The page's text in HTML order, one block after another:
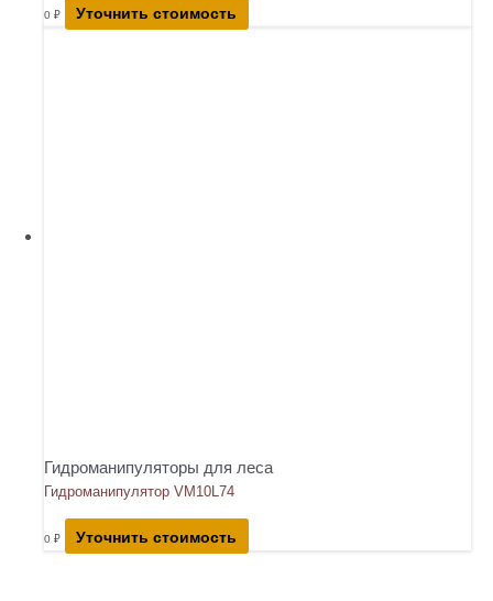
0 ₽ Уточнить стоимость
Гидроманипуляторы для леса
Гидроманипулятор VM10L74
0 ₽ Уточнить стоимость